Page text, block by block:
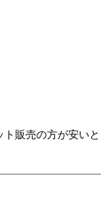
販売の方が安いと